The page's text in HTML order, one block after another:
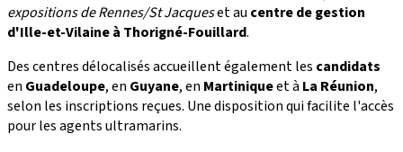
expositions de Rennes/St Jacqueset au centre de gestion
d'Ille-et-Vilaine à Thorigné-Fouillard.
Des centres délocalisés accueillent également les candidats
en Guadeloupe, en Guyane, en Martiniqueet à La Réunion,
selon les inscriptions reçues. Une disposition qui facilite l'accès
pour les agents ultramarins.